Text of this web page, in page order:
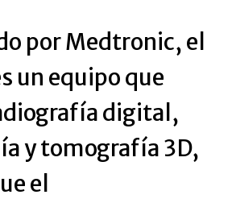
por Medtronic, el
un equipo que
digital,
y tomografía 3D,
el